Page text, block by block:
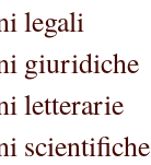
legali
giuridiche
letterarie
scientifiche